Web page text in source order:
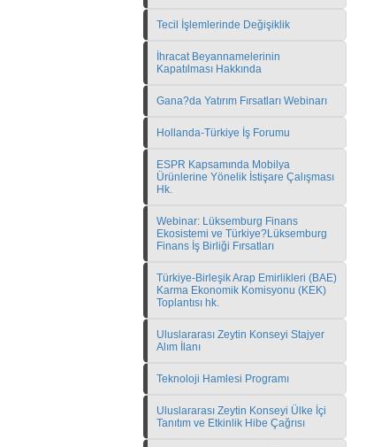
Tecil İşlemlerinde Değişiklik
İhracat Beyannamelerinin
Kapatılması Hakkında
Gana?da Yatırım Fırsatları Webinarı
Hollanda-Türkiye İş Forumu
ESPR Kapsamında Mobilya
Ürünlerine Yönelik İstişare Çalışması
Hk.
Webinar: Lüksemburg Finans
Ekosistemi ve Türkiye?Lüksemburg
Finans İş Birliği Fırsatları
Türkiye-Birleşik Arap Emirlikleri (BAE)
Karma Ekonomik Komisyonu (KEK)
Toplantısı hk.
Uluslararası Zeytin Konseyi Stajyer
Alım İlanı
Teknoloji Hamlesi Programı
Uluslararası Zeytin Konseyi Ülke İçi
Tanıtım ve Etkinlik Hibe Çağrısı